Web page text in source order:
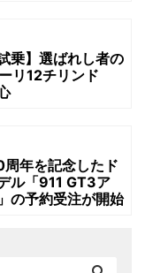
乗】選ばれし者の
リ12チリンド
年を記念したド
ル「911 GT3ア
の予約受注が開始